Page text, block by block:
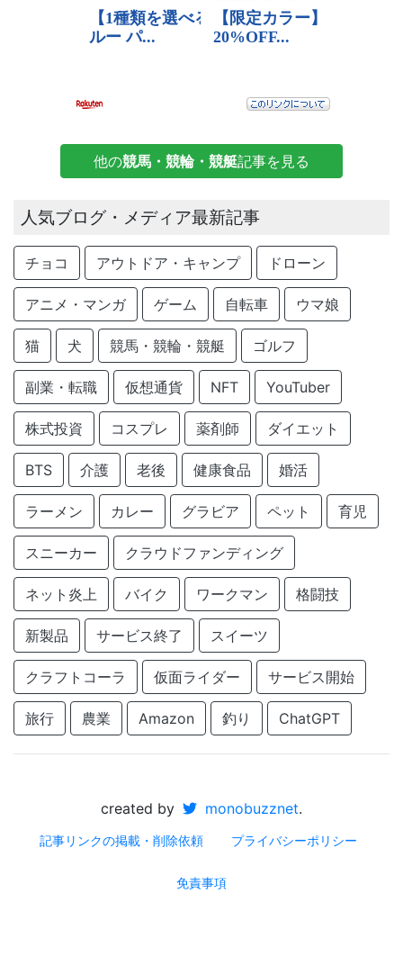
他の競馬・競輪・競艇記事を見る
人気ブログ・メディア最新記事
チョコ アウトドア・キャンプ ドローン
アニメ・マンガ ゲーム 自転車 ウマ娘
猫 犬 競馬・競輪・競艇 ゴルフ
副業・転職 仮想通貨 NFT YouTuber
株式投資 コスプレ 薬剤師 ダイエット
BTS 介護 老後 健康食品 婚活
ラーメン カレー グラビア ペット 育児
スニーカー クラウドファンディング
ネット炎上 バイク ワークマン 格闘技
新製品 サービス終了 スイーツ
クラフトコーラ 仮面ライダー サービス開始
旅行 農業 Amazon 釣り ChatGPT
created by monobuzznet.
記事リンクの掲載・削除依頼 プライバシーポリシー
免責事項